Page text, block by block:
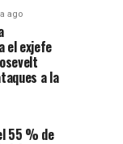
ago
el exjefe
a la
55 % de